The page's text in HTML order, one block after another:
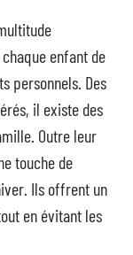
enfant de
personnels. Des
il existe des
Outre leur
touche de
Ils offrent un
en évitant les